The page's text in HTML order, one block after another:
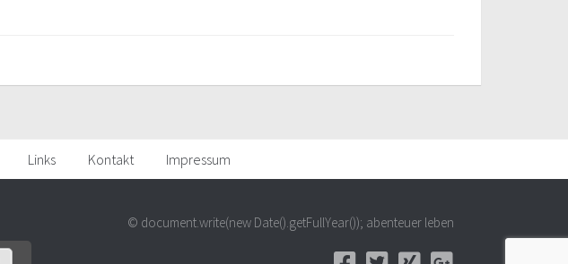
Links Kontakt Impressum
© document.write(new Date().getFullYear()); abenteuer leben